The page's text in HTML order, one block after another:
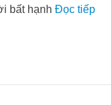
bất hạnh Đọc tiếp